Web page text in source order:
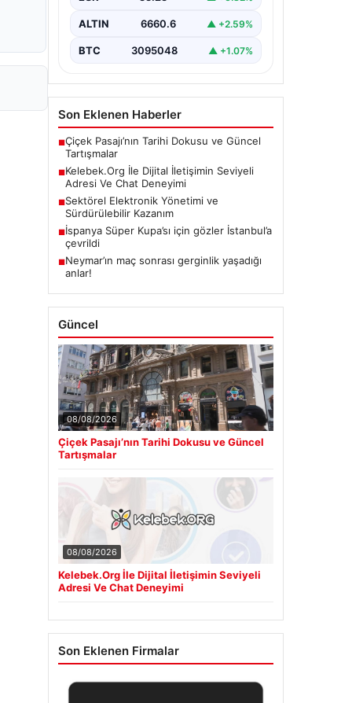
ALTIN 6660.6 ▲ +2.59%
BTC 3095048 ▲ +1.07%
Son Eklenen Haberler
■Çiçek Pasajı’nın Tarihi Dokusu ve Güncel
Tartışmalar
■Kelebek.Org İle Dijital İletişimin Seviyeli
Adresi Ve Chat Deneyimi
■Sektörel Elektronik Yönetimi ve
Sürdürülebilir Kazanım
■İspanya Süper Kupa’sı için gözler İstanbul’a
çevrildi
■Neymar’ın maç sonrası gerginlik yaşadığı
anlar!
Güncel
08/08/2026
Çiçek Pasajı’nın Tarihi Dokusu ve Güncel
Tartışmalar
08/08/2026
Kelebek.Org İle Dijital İletişimin Seviyeli
Adresi Ve Chat Deneyimi
Son Eklenen Firmalar